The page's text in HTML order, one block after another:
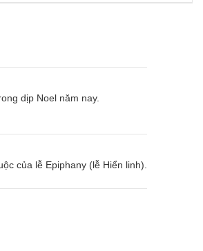
dịp Noel năm nay.
của lễ Epiphany (lễ Hiển linh).